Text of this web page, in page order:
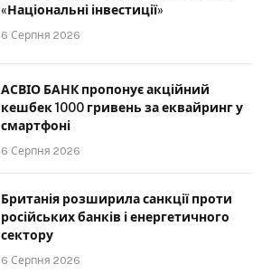
«Національні інвестиції»
6 Серпня 2026
АСВІО БАНК пропонує акційний
кешбек 1000 гривень за еквайринг у
смартфоні
6 Серпня 2026
Британія розширила санкції проти
російських банків і енергетичного
сектору
6 Серпня 2026